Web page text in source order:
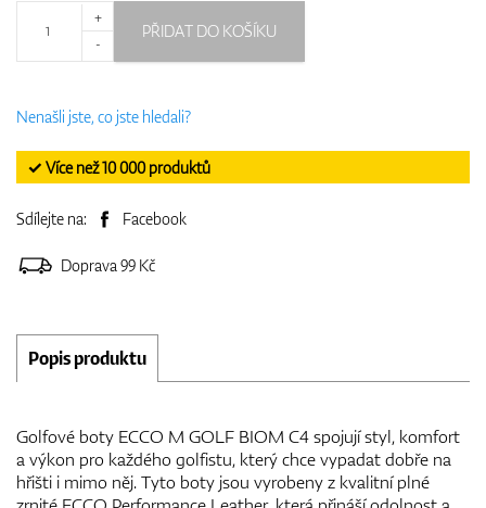
+
-
PŘIDAT DO KOŠÍKU
Nenašli jste, co jste hledali?
✓ Více než 10 000 produktů
Sdílejte na: Facebook
Doprava 99 Kč
Popis produktu
Golfové boty ECCO M GOLF BIOM C4 spojují styl, komfort
a výkon pro každého golfistu, který chce vypadat dobře na
hřišti i mimo něj. Tyto boty jsou vyrobeny z kvalitní plné